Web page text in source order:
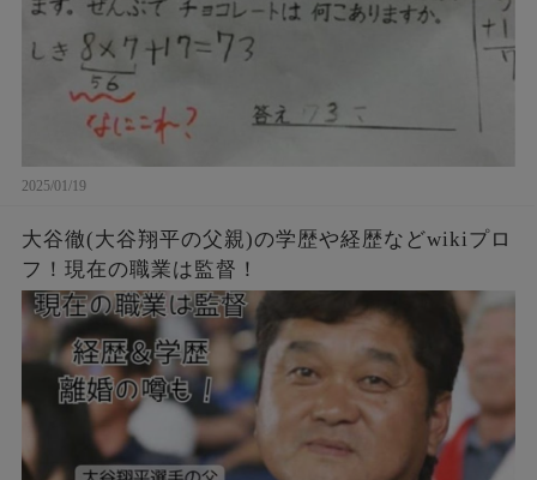
2025/01/19
大谷徹(大谷翔平の父親)の学歴や経歴などwikiプロ
フ！現在の職業は監督！